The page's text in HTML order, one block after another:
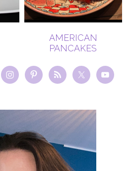
AMERICAN
PANCAKES